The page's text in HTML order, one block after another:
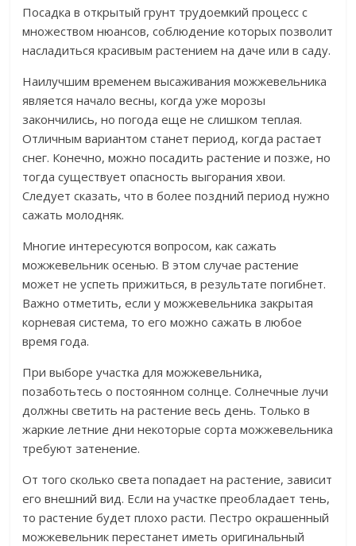
Посадка в открытый грунт трудоемкий процесс с
множеством нюансов, соблюдение которых позволит
насладиться красивым растением на даче или в саду.
Наилучшим временем высаживания можжевельника
является начало весны, когда уже морозы
закончились, но погода еще не слишком теплая.
Отличным вариантом станет период, когда растает
снег. Конечно, можно посадить растение и позже, но
тогда существует опасность выгорания хвои.
Следует сказать, что в более поздний период нужно
сажать молодняк.
Многие интересуются вопросом, как сажать
можжевельник осенью. В этом случае растение
может не успеть прижиться, в результате погибнет.
Важно отметить, если у можжевельника закрытая
корневая система, то его можно сажать в любое
время года.
При выборе участка для можжевельника,
позаботьтесь о постоянном солнце. Солнечные лучи
должны светить на растение весь день. Только в
жаркие летние дни некоторые сорта можжевельника
требуют затенение.
От того сколько света попадает на растение, зависит
его внешний вид. Если на участке преобладает тень,
то растение будет плохо расти. Пестро окрашенный
можжевельник перестанет иметь оригинальный